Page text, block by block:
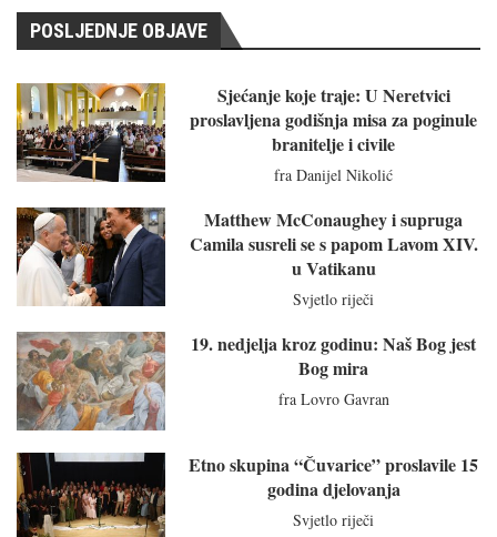
POSLJEDNJE OBJAVE
Sjećanje koje traje: U Neretvici
proslavljena godišnja misa za poginule
branitelje i civile
fra Danijel Nikolić
Matthew McConaughey i supruga
Camila susreli se s papom Lavom XIV.
u Vatikanu
Svjetlo riječi
19. nedjelja kroz godinu: Naš Bog jest
Bog mira
fra Lovro Gavran
Etno skupina “Čuvarice” proslavile 15
godina djelovanja
Svjetlo riječi